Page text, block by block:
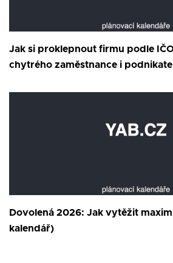
Jak si proklepnout firmu podle
chytrého zaměstnance i
Dovolená 2026: Jak vytěžit
kalendář)